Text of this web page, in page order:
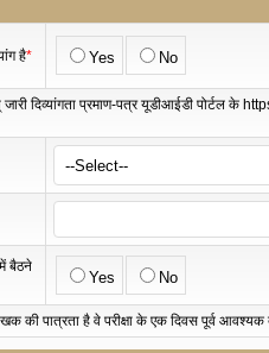
है* Yes No
दिव्यांगता प्रमाण-पत्र यूडीआईडी पोर्टल के
बैठने
Yes No
की पात्रता है वे परीक्षा के एक दिवस पूर्व